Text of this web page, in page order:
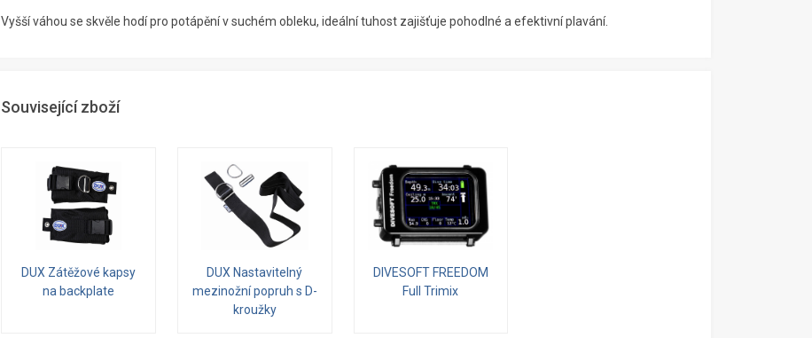
Vyšší váhou se skvěle hodí pro potápění v suchém obleku, ideální tuhost zajišťuje pohodlné a efektivní plavání.
Související zboží
DUX Zátěžové kapsy
na backplate
DUX Nastavitelný
mezinožní popruh s D-
kroužky
DIVESOFT FREEDOM
Full Trimix